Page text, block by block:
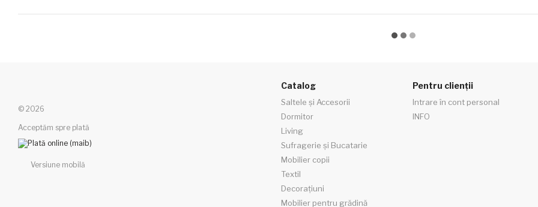
© 2026
Acceptăm spre plată
Versiune mobilă
Catalog
Saltele și Accesorii
Dormitor
Living
Sufragerie și Bucatarie
Mobilier copii
Textil
Decorațiuni
Mobilier pentru grădină
Pentru clienții
Intrare în cont personal
INFO